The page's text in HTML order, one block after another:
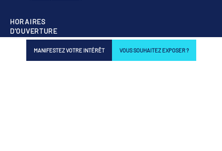
MANIFESTEZ VOTRE INTÉRÊT VOUS SOUHAITEZ EXPOSER ?
HORAIRES
D'OUVERTURE
Mardi 11 mai, de 11 h à 19